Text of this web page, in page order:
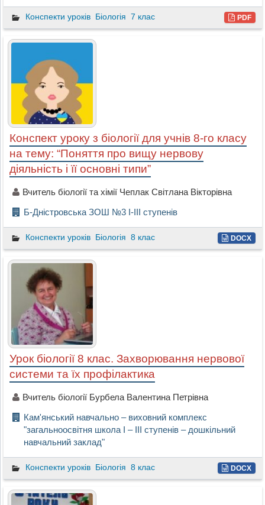
Конспекти уроків Біологія 7 клас PDF
Конспект уроку з біології для учнів 8-го класу
на тему: “Поняття про вищу нервову
діяльність і її основні типи”
Вчитель біології та хімії Чеплак Світлана Вікторівна
Б-Дністровська ЗОШ №3 І-ІІІ ступенів
Конспекти уроків Біологія 8 клас DOCX
Урок біології 8 клас. Захворювання нервової
системи та їх профілактика
Вчитель біології Бурбела Валентина Петрівна
Кам'янський навчально – виховний комплекс
"загальноосвітня школа І – ІІІ ступенів – дошкільний
навчальний заклад"
Конспекти уроків Біологія 8 клас DOCX